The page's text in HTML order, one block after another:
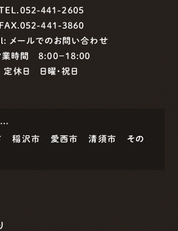
441-2605
FAX.052-441-3860
メールでのお問い合わせ
業時間 8:00−18:00
定休日 日曜・祝日
稲沢市 愛西市 清須市
その